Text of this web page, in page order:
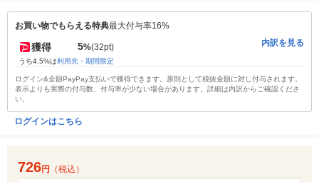
お買い物でもらえる特典最大付与率16%
獲得 5%(32pt)
うち4.5%は利用先・期間限定
内訳を見る
ログイン&全額PayPay支払いで獲得できます。原則として税抜金額に対し付与されます。
表示よりも実際の付与数、付与率が少ない場合があります。詳細は内訳からご確認くださ
い。
ログインはこちら
726円 （税込）